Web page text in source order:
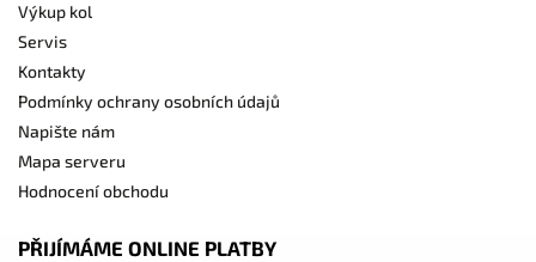
Výkup kol
Servis
Kontakty
Podmínky ochrany osobních údajů
Napište nám
Mapa serveru
Hodnocení obchodu
PŘIJÍMÁME ONLINE PLATBY